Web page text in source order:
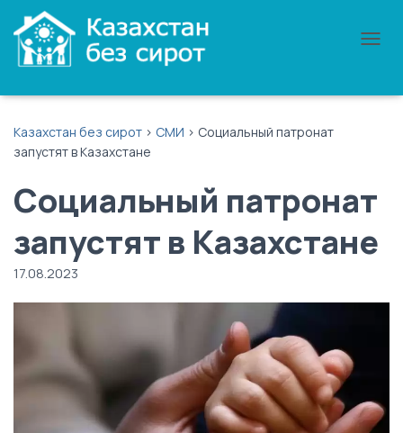
Н
А
Казахстан без сирот > СМИ > Социальный патронат
запустят в Казахстане
Социальный патронат
запустят в Казахстане
17.08.2023